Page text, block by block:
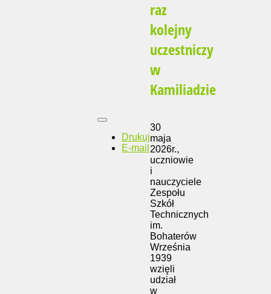
raz
kolejny
uczestniczy
w
Kamiliadzie
Drukuj
E-mail
30
maja
2026r.,
uczniowie
i
nauczyciele
Zespołu
Szkół
Technicznych
im.
Bohaterów
Września
1939
wzięli
udział
w